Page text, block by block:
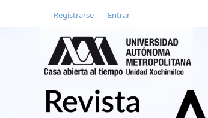
Registrarse Entrar